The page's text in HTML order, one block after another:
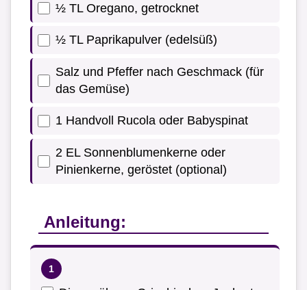
½ TL Oregano, getrocknet
½ TL Paprikapulver (edelsüß)
Salz und Pfeffer nach Geschmack (für
das Gemüse)
1 Handvoll Rucola oder Babyspinat
2 EL Sonnenblumenkerne oder
Pinienkerne, geröstet (optional)
Anleitung: